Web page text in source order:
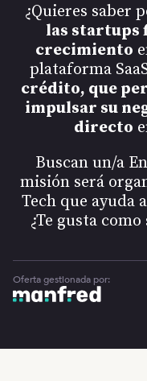
¿Quieres saber
las startups
crecimiento
plataforma
crédito, que
impulsar su
directo
Buscan un/a
misión será
Tech que ayuda
¿Te gusta como
Oferta gestionada por: